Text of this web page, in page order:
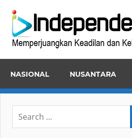
content
NASIONAL NUSANTARA